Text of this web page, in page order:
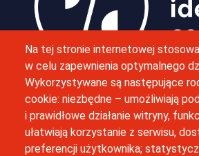
Na tej stronie internetowej
w celu zapewnienia optymalnego
Wykorzystywane są następujące
cookie: niezbędne – umożliwiają
i prawidłowe działanie witryny,
ułatwiają korzystanie z serwisu,
preferencji użytkownika;
Obraz
M. Bobrzyńskiego 12, 30-348
(12) 664 42 06